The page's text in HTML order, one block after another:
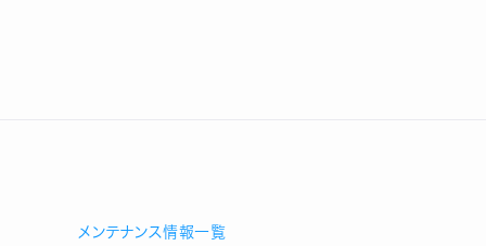
メンテナンス情報一覧